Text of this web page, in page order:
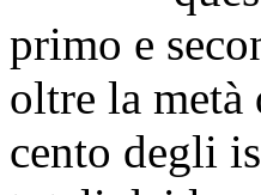
primo e
oltre la metà
cento degli